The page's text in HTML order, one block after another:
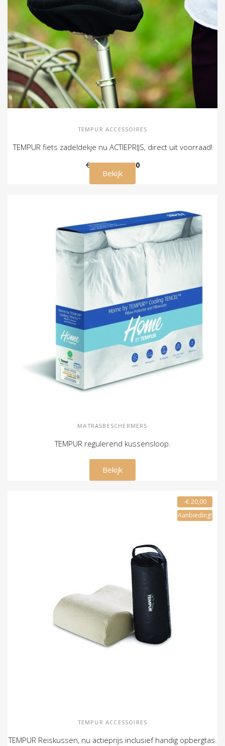
TEMPUR ACCESSOIRES
TEMPUR fiets zadeldekje nu ACTIEPRIJS, direct uit voorraad!
€ 69,00 € 49,00
Bekijk
MATRASBESCHERMERS
TEMPUR regulerend kussensloop.
€ 49,00
Bekijk
-€ 20,00
Aanbieding!
TEMPUR ACCESSOIRES
TEMPUR Reiskussen, nu actieprijs inclusief handig opbergtas.